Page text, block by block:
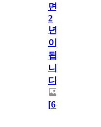
면
2
년
이
됩
니
다.
[64